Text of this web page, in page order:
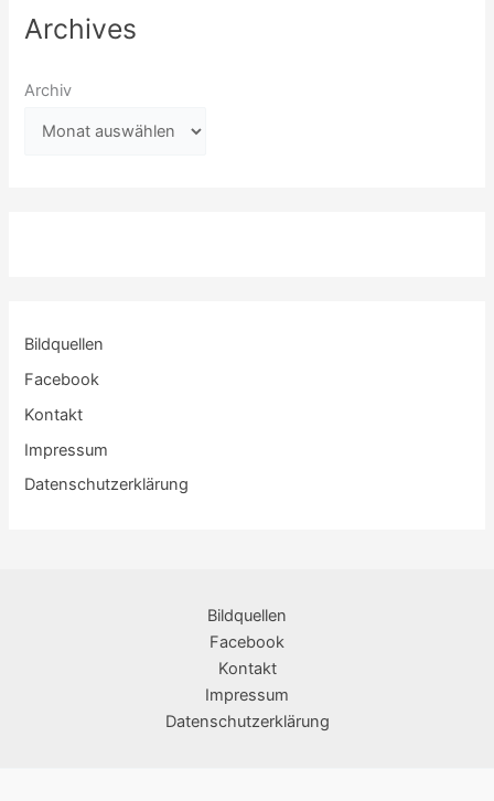
Archives
Archiv
Bildquellen
Facebook
Kontakt
Impressum
Datenschutzerklärung
Bildquellen
Facebook
Kontakt
Impressum
Datenschutzerklärung